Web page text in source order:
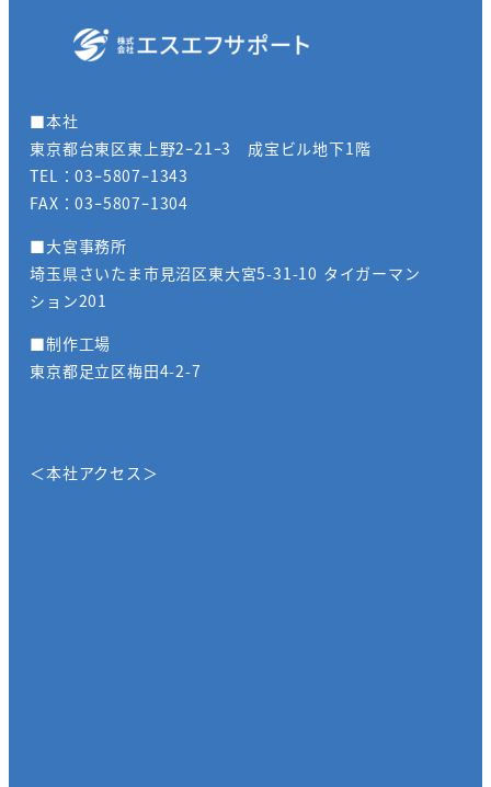
■本社
東京都台東区東上野2ｰ21ｰ3 成宝ビル地下1階
TEL：03ｰ5807ｰ1343
FAX：03ｰ5807ｰ1304
■大宮事務所
埼玉県さいたま市見沼区東大宮5-31-10 タイガーマン
ション201
■制作工場
東京都足立区梅田4-2-7
＜本社アクセス＞